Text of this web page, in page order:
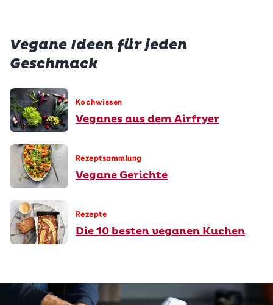
Vegane Ideen für jeden
Geschmack
Kochwissen
Veganes aus dem Airfryer
Rezeptsammlung
Vegane Gerichte
Rezepte
Die 10 besten veganen Kuchen